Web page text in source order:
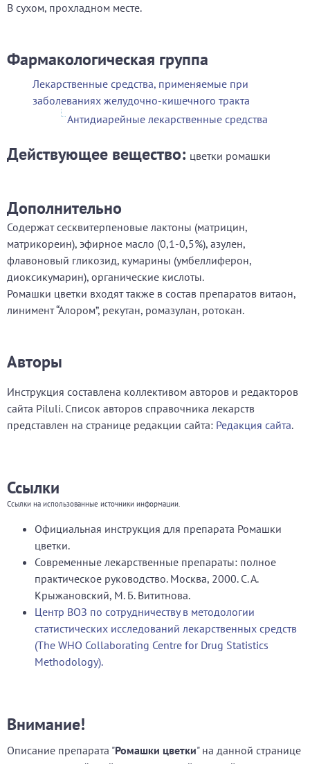
В сухом, прохладном месте.
Фармакологическая группа
Лекарственные средства, применяемые при
заболеваниях желудочно-кишечного тракта
Антидиарейные лекарственные средства
Действующее вещество: цветки ромашки
Дополнительно
Содержат сесквитерпеновые лактоны (матрицин,
матрикореин), эфирное масло (0,1-0,5%), азулен,
флавоновый гликозид, кумарины (умбеллиферон,
диоксикумарин), органические кислоты.
Ромашки цветки входят также в состав препаратов витаон,
линимент “Алором”, рекутан, ромазулан, ротокан.
Авторы
Инструкция составлена коллективом авторов и редакторов
сайта Piluli. Список авторов справочника лекарств
представлен на странице редакции сайта: Редакция сайта.
Ссылки
Ссылки на использованные источники информации.
Официальная инструкция для препарата Ромашки
цветки.
Современные лекарственные препараты: полное
практическое руководство. Москва, 2000. С. А.
Крыжановский, М. Б. Вититнова.
Центр ВОЗ по сотрудничеству в методологии
статистических исследований лекарственных средств
(The WHO Collaborating Centre for Drug Statistics
Methodology).
Внимание!
Описание препарата "Ромашки цветки" на данной странице